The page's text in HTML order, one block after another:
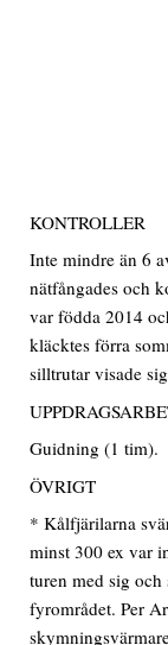
KONTROLLER
Inte mindre än 6
nätfångades och
var födda 2014
kläcktes förra
silltrutar visade
Guidning (1 tim).
ÖVRIGT
* Kålfjärilarna
minst 300 ex var
turen med sig och
fyrområdet. Per